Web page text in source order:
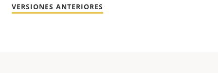
VERSIONES ANTERIORES